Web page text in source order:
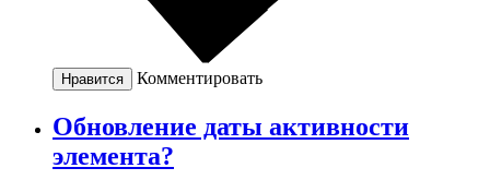
Нравится Комментировать
Обновление даты активности
элемента?